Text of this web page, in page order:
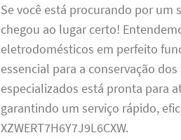
Se você está procurando por um
chegou ao lugar certo!
eletrodomésticos em perfeito
essencial para a conservação
especializados está pronta para
garantindo um serviço rápido,
XZWERT7H6Y7J9L6CXW.